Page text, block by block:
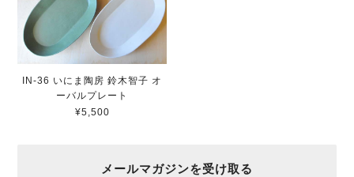
IN-36 いにま陶房 鈴木智子 オ
ーバルプレート
¥5,500
メールマガジンを受け取る